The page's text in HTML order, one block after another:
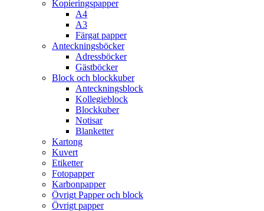
Kopieringspapper
A4
A3
Färgat papper
Anteckningsböcker
Adressböcker
Gästböcker
Block och blockkuber
Anteckningsblock
Kollegieblock
Blockkuber
Notisar
Blanketter
Kartong
Kuvert
Etiketter
Fotopapper
Karbonpapper
Övrigt Papper och block
Övrigt papper